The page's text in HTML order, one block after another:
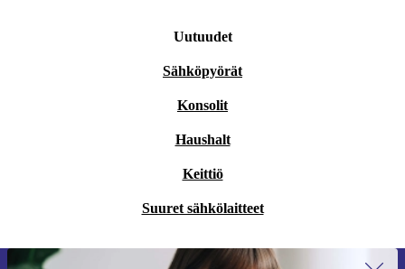
Uutuudet
Sähköpyörät
Konsolit
Haushalt
Keittiö
Suuret sähkölaitteet